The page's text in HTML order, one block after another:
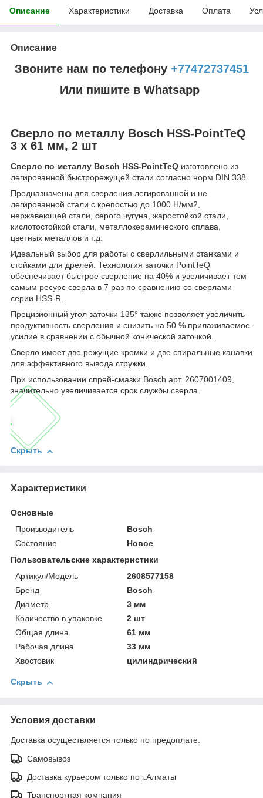
Описание Характеристики Доставка Оплата
Описание
Звоните нам по телефону +77472737451
Или пишите в Whatsapp
Сверло по металлу Bosch HSS-PointTeQ
3 x 61 мм, 2 шт
Сверло по металлу Bosch HSS-PointTeQ изготовлено из
легированной быстрорежущей стали согласно норм DIN 338.
Предназначены для сверления легированной и не
легированной стали с крепостью до 1000 Н/мм2,
нержавеющей стали, серого чугуна, жаростойкой стали,
кислотостойкой стали, металлокерамического сплава,
цветных металлов и т.д.
Идеальный выбор для работы с сверлильными станками и
стойками для дрелей. Технология заточки PointTeQ
обеспечивает быстрое сверление на 40% и увеличивает тем
самым ресурс сверла в 7 раз по сравнению со сверлами
серии HSS-R.
Прецизионный угол заточки 135° также позволяет увеличить
продуктивность сверления и снизить на 50 % прилаживаемое
усилие в сравнении с обычной конической заточкой.
Сверло имеет две режущие кромки и две спиральные канавки
для эффективного вывода стружки.
При использовании спрей-смазки Bosch арт. 2607001409,
значительно увеличивается срок службы сверла.
Скрыть
Характеристики
Основные
Производитель
Bosch
Состояние
Новое
Пользовательские характеристики
Артикул/Модель
2608577158
Бренд
Bosch
Диаметр
3 мм
Количество в упаковке
2 шт
Общая длина
61 мм
Рабочая длина
33 мм
Хвостовик
цилиндрический
Скрыть
Условия доставки
Доставка осуществляется только по предоплате.
Самовывоз
Доставка курьером только по г.Алматы
Транспортная компания